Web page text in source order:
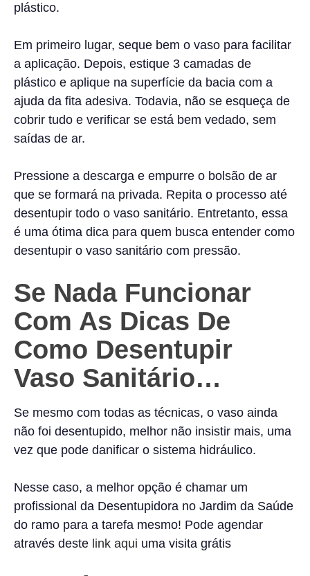
plástico.
Em primeiro lugar, seque bem o vaso para facilitar
a aplicação. Depois, estique 3 camadas de
plástico e aplique na superfície da bacia com a
ajuda da fita adesiva. Todavia, não se esqueça de
cobrir tudo e verificar se está bem vedado, sem
saídas de ar.
Pressione a descarga e empurre o bolsão de ar
que se formará na privada. Repita o processo até
desentupir todo o vaso sanitário. Entretanto, essa
é uma ótima dica para quem busca entender como
desentupir o vaso sanitário com pressão.
Se Nada Funcionar
Com As Dicas De
Como Desentupir
Vaso Sanitário…
Se mesmo com todas as técnicas, o vaso ainda
não foi desentupido, melhor não insistir mais, uma
vez que pode danificar o sistema hidráulico.
Nesse caso, a melhor opção é chamar um
profissional da Desentupidora no Jardim da Saúde
do ramo para a tarefa mesmo! Pode agendar
através deste link aqui uma visita grátis